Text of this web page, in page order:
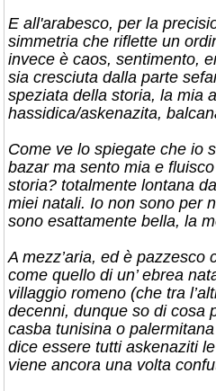
E all'arabesco, per la
simmetria che riflette un
invece è caos, sentimento,
sia cresciuta dalla parte
speziata della storia, la mia
hassidica/askenazita,
Come ve lo spiegate che io
bazar ma sento mia e
storia? totalmente lontana
miei natali. Io non sono per
sono esattamente bella, la
A mezz’aria, ed è pazzesco
come quello di un’ ebrea
villaggio romeno (che tra
decenni, dunque so di cosa
casba tunisina o
dice essere tutti askenaziti
viene ancora una volta